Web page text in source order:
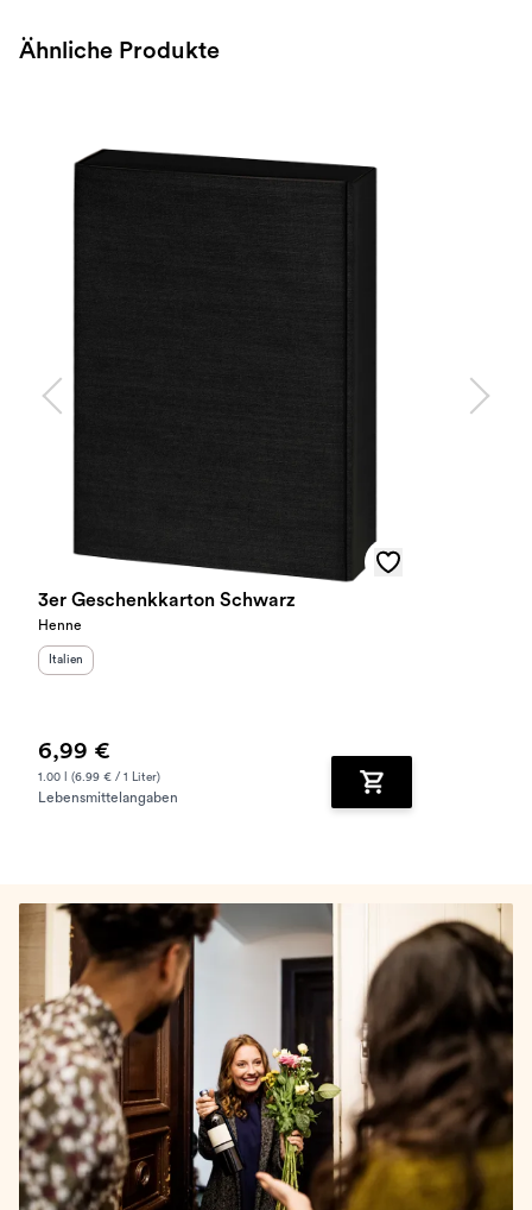
Ähnliche Produkte
3er Geschenkkarton Schwarz
Henne
Herkunftsland
Italien
6,99 €
1.00 l (6.99 € / 1 Liter)
Lebensmittelangaben Zum Warenkorb